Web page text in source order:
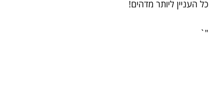
כל העניין ליותר מדהים!
"`